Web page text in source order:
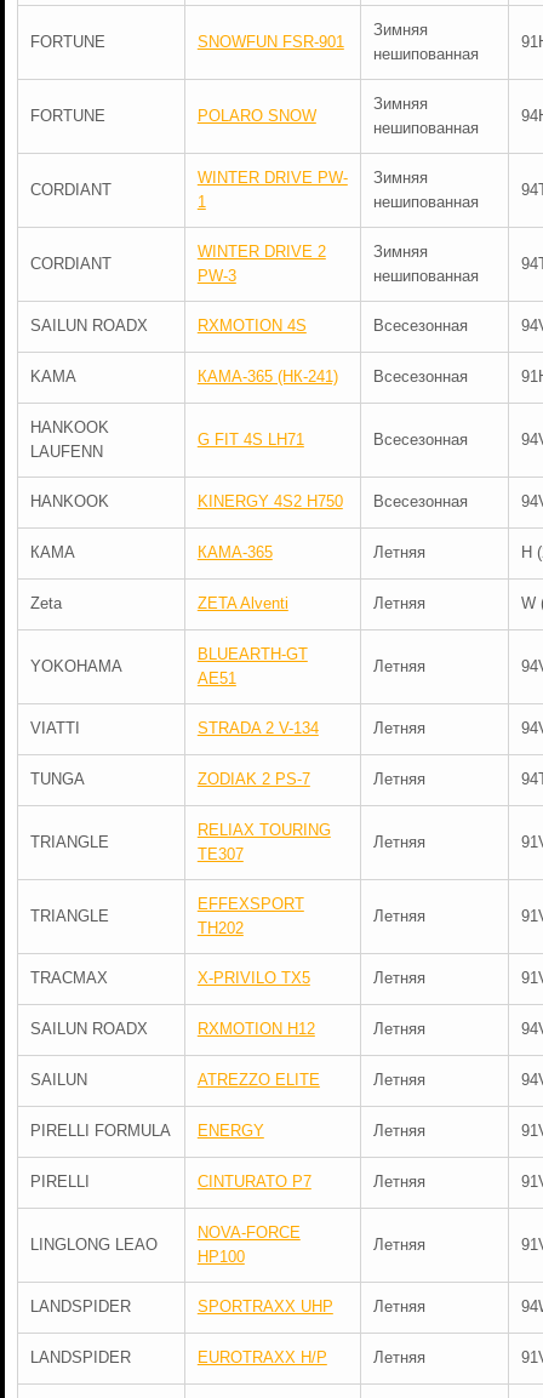
FORTUNE SNOWFUN FSR-901
Зимняя
нешипованная
FORTUNE POLARO SNOW
Зимняя
нешипованная
CORDIANT
WINTER DRIVE PW-
1
Зимняя
нешипованная
CORDIANT
WINTER DRIVE 2
PW-3
Зимняя
нешипованная
SAILUN ROADX RXMOTION 4S Всесезонная
KAMA КАМА-365 (НК-241) Всесезонная
HANKOOK
LAUFENN
G FIT 4S LH71 Всесезонная
HANKOOK KINERGY 4S2 H750 Всесезонная
КАМА КАМА-365 Летняя H
Zeta ZETA Alventi Летняя W
YOKOHAMA
BLUEARTH-GT
AE51
Летняя
VIATTI STRADA 2 V-134 Летняя
TUNGA ZODIAK 2 PS-7 Летняя
TRIANGLE
RELIAX TOURING
TE307
Летняя
TRIANGLE
EFFEXSPORT
TH202
Летняя
TRACMAX X-PRIVILO TX5 Летняя
SAILUN ROADX RXMOTION H12 Летняя
SAILUN ATREZZO ELITE Летняя
PIRELLI FORMULA ENERGY Летняя
PIRELLI CINTURATO P7 Летняя
LINGLONG LEAO
NOVA-FORCE
HP100
Летняя
LANDSPIDER SPORTRAXX UHP Летняя
LANDSPIDER EUROTRAXX H/P Летняя